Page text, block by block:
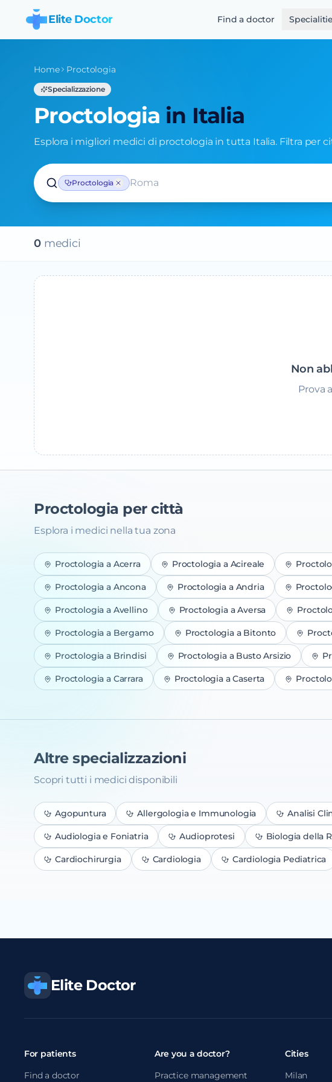
Elite Doctor Find a doctor
Home Proctologia
Specializzazione
Proctologia in Italia
Esplora i migliori medici di proctologia in tutta Italia. Filtra per
Proctologia Roma
0medici
Non
Prova
Proctologia per città
Esplora i medici nella tua zona
Proctologia a Acerra Proctologia a Acireale
Proctologia a Ancona Proctologia a Andria
Proctologia a Avellino ProctologiaaAversa
Proctologia a Bergamo Proctologiaa Bitonto
Proctologia a Brindisi Proctologiaa Busto Arsizio
Proctologia a Carrara ProctologiaaCaserta
Altre specializzazioni
Scopri tutti i medici disponibili
Agopuntura Allergologia e Immunologia Analisi
Audiologia e Foniatria Audioprotesi Biologia della
Cardiochirurgia Cardiologia Cardiologia Pediatrica
Elite Doctor
For patients
Find a doctor
Are you a doctor?
Practice management
Cities
Milan